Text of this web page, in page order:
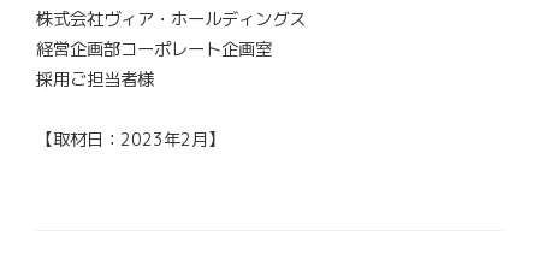
株式会社ヴィア・ホールディングス
経営企画部コーポレート企画室
採用ご担当者様
【取材日：2023年2月】